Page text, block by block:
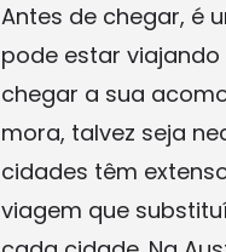
Antes de chegar, é
pode estar
chegar a sua
mora, talvez seja
cidades têm
viagem que